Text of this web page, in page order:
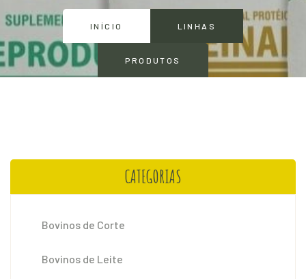
INÍCIO LINHAS
PRODUTOS
CATEGORIAS
Bovinos de Corte
Bovinos de Leite